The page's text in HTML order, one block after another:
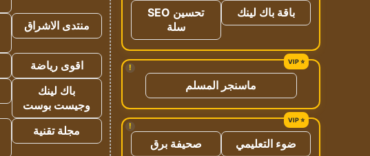
باقة باك لينك
تحسين SEO
سلة
!
ماسنجر المسلم
!
ضوء التعليمي
صحيفة برق
منتدى الاشراق
اقوى رياضة
باك لينك
وجيست بوست
مجلة تقنية